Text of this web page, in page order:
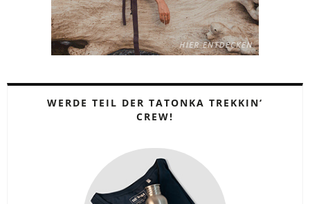
WERDE TEIL DER TATONKA TREKKIN‘
CREW!